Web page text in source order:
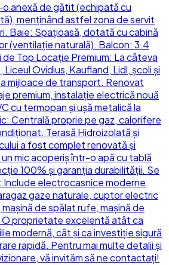
anexă de gătit (echipată cu
menținând astfel zona de servit
Baie: Spațioasă, dotată cu cabină
(ventilație naturală). Balcon: 3.4
Top Locație Premium: La câteva
Liceul Ovidius, Kaufland, Lidl, școli și
mijloace de transport. Renovat
premium, instalație electrică nouă
cu termopan și ușă metalică la
Centrală proprie pe gaz, calorifere
Terasă Hidroizolată și
a fost complet renovată și
mic acoperiș într-o apă cu tablă
100% și garanția durabilității. Se
Include electrocasnice moderne
gaze naturale, cuptor electric
de spălat rufe, mașină de
proprietate excelentă atât ca
modernă, cât și ca investiție sigură
rapidă. Pentru mai multe detalii și
vă invităm să ne contactați!